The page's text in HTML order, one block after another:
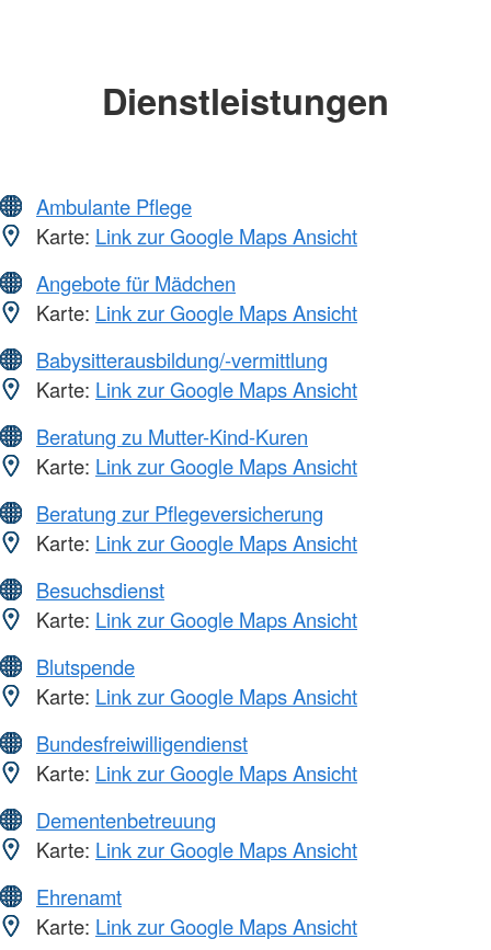
Dienstleistungen
Ambulante Pflege
Karte: Link zur Google Maps Ansicht
Angebote für Mädchen
Karte: Link zur Google Maps Ansicht
Babysitterausbildung/-vermittlung
Karte: Link zur Google Maps Ansicht
Beratung zu Mutter-Kind-Kuren
Karte: Link zur Google Maps Ansicht
Beratung zur Pflegeversicherung
Karte: Link zur Google Maps Ansicht
Besuchsdienst
Karte: Link zur Google Maps Ansicht
Blutspende
Karte: Link zur Google Maps Ansicht
Bundesfreiwilligendienst
Karte: Link zur Google Maps Ansicht
Dementenbetreuung
Karte: Link zur Google Maps Ansicht
Ehrenamt
Karte: Link zur Google Maps Ansicht